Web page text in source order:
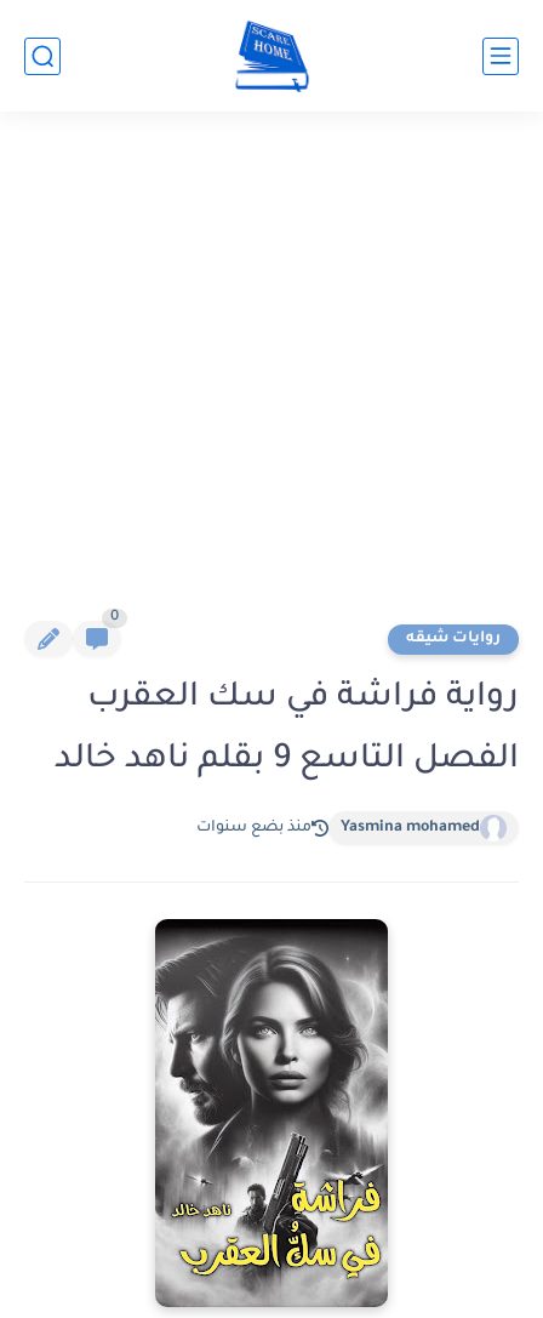
روايات شيقه
0
رواية فراشة في سك العقرب
الفصل التاسع 9 بقلم ناهد خالد
Yasmina mohamed منذ بضع سنوات